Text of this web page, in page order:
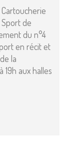
de
du n°4
en récit et
la
19h aux halles